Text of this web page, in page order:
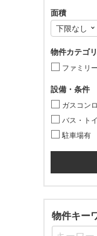
面積
物件カテゴ
ファミリ
設備・条件
ガスコンロ
バス・ト
駐車場有
物件キー